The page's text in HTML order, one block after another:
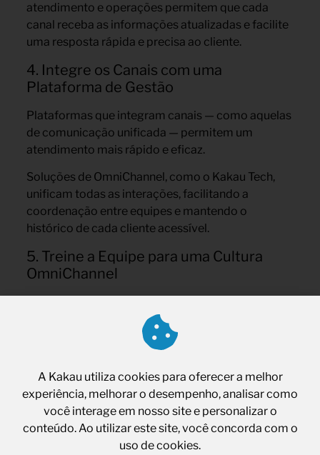
atendimento e operações permitem que cada
canal receba as informações atualizadas e facilite
uma resposta rápida e precisa ao cliente.
4. Integre os Canais com uma
Plataforma de Gestão
Plataformas que integram canais — como aquelas
de comunicação unificada — permitem um
atendimento mais rápido e eficaz.
Soluções de OmniChannel, como o Kakau Tech,
unificam todas as interações, facilitando a
coordenação entre equipes e mantendo o
histórico de cada cliente acessível.
5. Treine a Equipe para uma Cultura
OmniChannel
ela também depende das pessoas. Treine sua
equipe para entender a importância de uma
abordagem integrada, proporcionando o mesmo
nível de serviço, independentemente do canal.
Exemplos Práticos de
OmniChannel na Experiência do
A Kakau utiliza cookies para oferecer a melhor
experiência, melhorar o desempenho, analisar como
você interage em nosso site e personalizar o
conteúdo. Ao utilizar este site, você concorda com o
uso de cookies.